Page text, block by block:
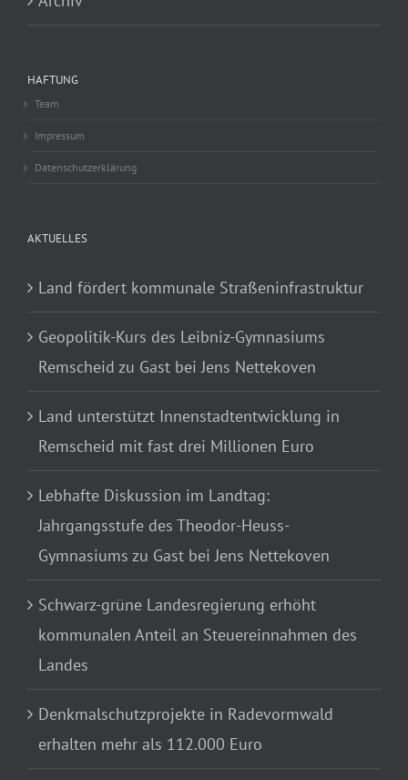
HAFTUNG
Team
Impressum
Datenschutzerklärung
AKTUELLES
Land fördert kommunale Straßeninfrastruktur
Geopolitik-Kurs des Leibniz-Gymnasiums
Remscheid zu Gast bei Jens Nettekoven
Land unterstützt Innenstadtentwicklung in
Remscheid mit fast drei Millionen Euro
Lebhafte Diskussion im Landtag:
Jahrgangsstufe des Theodor-Heuss-
Gymnasiums zu Gast bei Jens Nettekoven
Schwarz-grüne Landesregierung erhöht
kommunalen Anteil an Steuereinnahmen des
Landes
Denkmalschutzprojekte in Radevormwald
erhalten mehr als 112.000 Euro